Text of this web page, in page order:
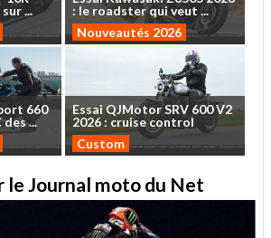
sur...
: le roadsterquiveut ...
Nouveautés 2026
660
des...
EssaiQJMotorSRV 600V2
2026 : cruise control
Custom
le Journal moto du Net